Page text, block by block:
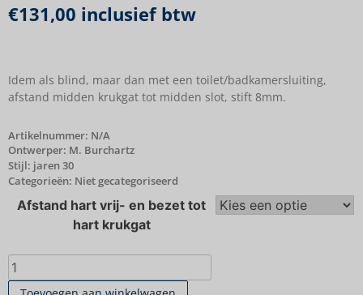
€131,00 inclusief btw
Idem als blind, maar dan met een toilet/badkamersluiting,
afstand midden krukgat tot midden slot, stift 8mm.
Artikelnummer: N/A
Ontwerper: M. Burchartz
Stijl: jaren 30
Categorieën: Niet gecategoriseerd
Afstand hart vrij- en bezet tot
hart krukgat